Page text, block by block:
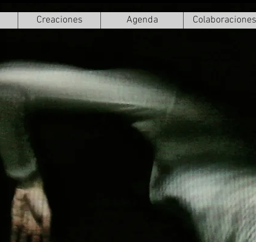
Creaciones Agenda Colaboraciones